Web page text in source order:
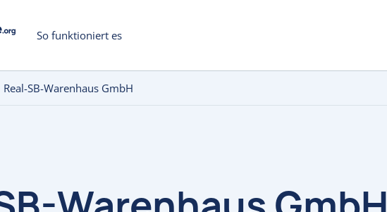
So funktioniert es
Real-SB-Warenhaus GmbH